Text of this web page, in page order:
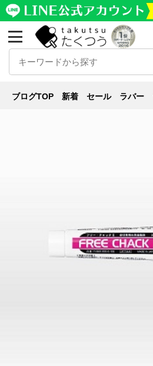
ブログTOP 新着 セール ラバー
レビュー
サラ系どっちだ！？